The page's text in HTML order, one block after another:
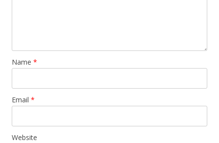
Name *
Email *
Website